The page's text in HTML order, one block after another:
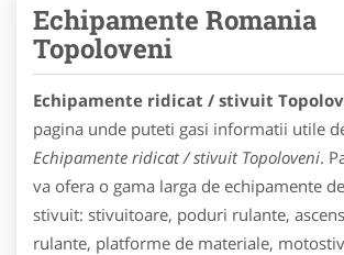
Echipamente Romania
Topoloveni
Echipamente ridicat / stivuit
pagina unde puteti gasi informatii utile
Echipamente ridicat / stivuit Topoloveni.
va ofera o gama larga de echipamente
stivuit: stivuitoare, poduri rulante,
rulante, platforme de materiale,